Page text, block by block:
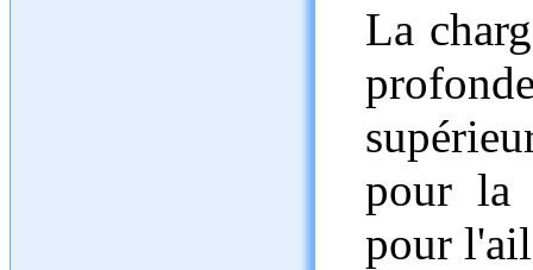
La
pour la
pour